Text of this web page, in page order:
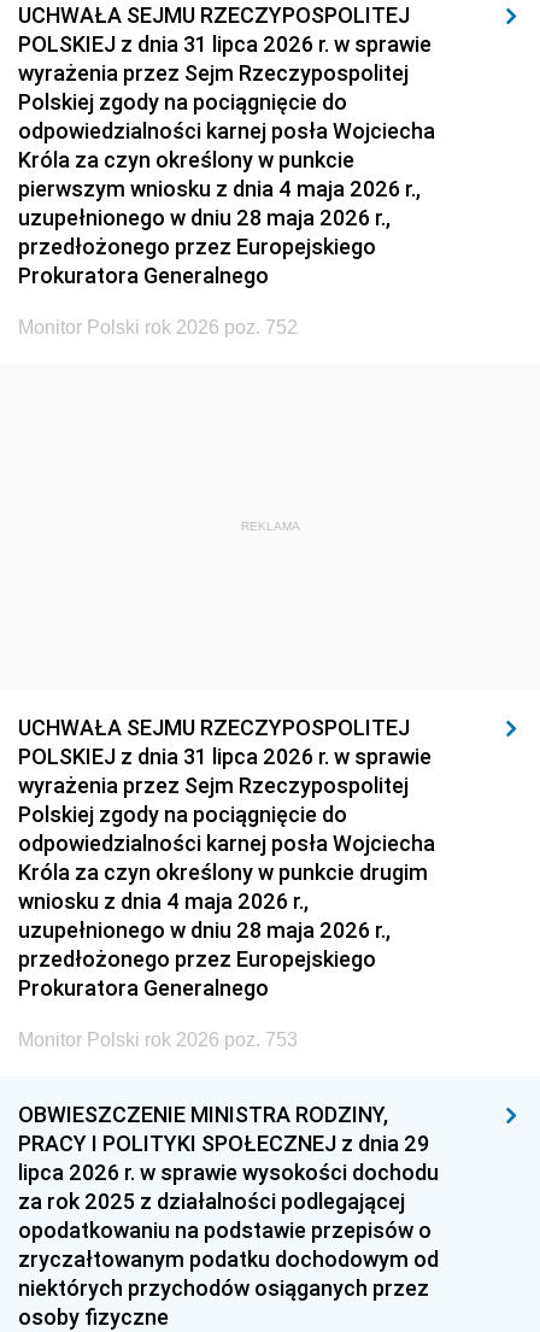
UCHWAŁA SEJMU RZECZYPOSPOLITEJ
POLSKIEJ z dnia 31 lipca 2026 r. w sprawie
wyrażenia przez Sejm Rzeczypospolitej
Polskiej zgody na pociągnięcie do
odpowiedzialności karnej posła Wojciecha
Króla za czyn określony w punkcie
pierwszym wniosku z dnia 4 maja 2026 r.,
uzupełnionego w dniu 28 maja 2026 r.,
przedłożonego przez Europejskiego
Prokuratora Generalnego
Monitor Polski rok 2026 poz. 752
REKLAMA
UCHWAŁA SEJMU RZECZYPOSPOLITEJ
POLSKIEJ z dnia 31 lipca 2026 r. w sprawie
wyrażenia przez Sejm Rzeczypospolitej
Polskiej zgody na pociągnięcie do
odpowiedzialności karnej posła Wojciecha
Króla za czyn określony w punkcie drugim
wniosku z dnia 4 maja 2026 r.,
uzupełnionego w dniu 28 maja 2026 r.,
przedłożonego przez Europejskiego
Prokuratora Generalnego
Monitor Polski rok 2026 poz. 753
OBWIESZCZENIE MINISTRA RODZINY,
PRACY I POLITYKI SPOŁECZNEJ z dnia 29
lipca 2026 r. w sprawie wysokości dochodu
za rok 2025 z działalności podlegającej
opodatkowaniu na podstawie przepisów o
zryczałtowanym podatku dochodowym od
niektórych przychodów osiąganych przez
osoby fizyczne